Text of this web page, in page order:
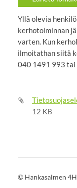
Yllä olevia
kerhotoiminnan
varten. Kun
ilmoitathan siitä
040 1491 993 tai
12 KB
© Hankasalmen